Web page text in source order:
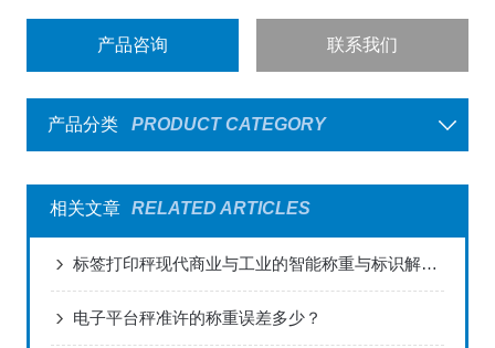
产品咨询 联系我们
产品分类 PRODUCT CATEGORY
相关文章 RELATED ARTICLES
标签打印秤现代商业与工业的智能称重与标识解决方案
电子平台秤准许的称重误差多少？